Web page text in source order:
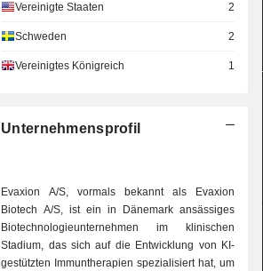
Vereinigte Staaten 2
Schweden 2
Vereinigtes Königreich 1
Unternehmensprofil
Evaxion A/S, vormals bekannt als Evaxion
Biotech A/S, ist ein in Dänemark ansässiges
Biotechnologieunternehmen im klinischen
Stadium, das sich auf die Entwicklung von KI-
gestützten Immuntherapien spezialisiert hat, um